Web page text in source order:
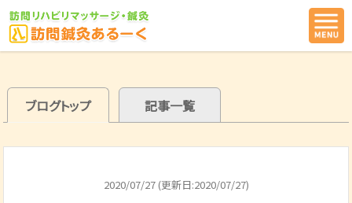
ブログトップ 記事一覧
2020/07/27 (更新日:2020/07/27)